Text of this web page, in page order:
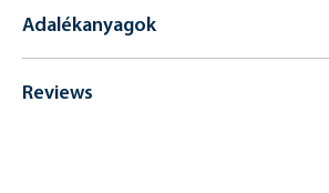
Adalékanyagok
Reviews